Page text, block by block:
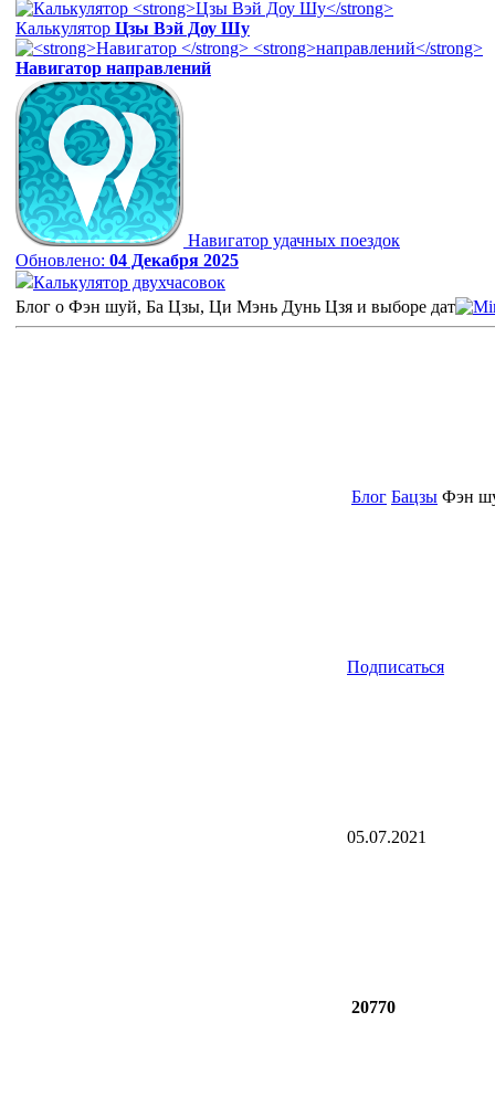
Калькулятор Цзы Вэй Доу Шу
Навигатор направлений
Навигатор удачных поездок
Обновлено: 04 Декабря 2025
Калькулятор двухчасовок
Блог о Фэн шуй, Ба Цзы, Ци Мэнь Дунь Цзя и выборе дат
Блог Бацзы Фэн
Подписаться
05.07.2021
20770